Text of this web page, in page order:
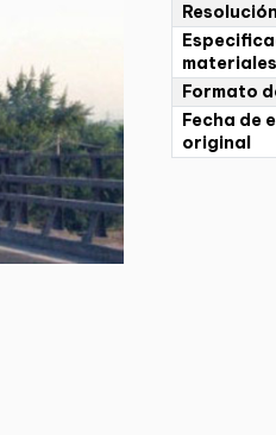
Resolución
materiales
Formato
Fecha de
original